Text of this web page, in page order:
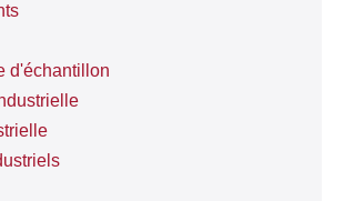
d'échantillon